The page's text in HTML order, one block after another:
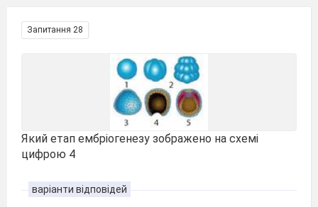
Запитання 28
Який етап ембріогенезу зображено на схемі
цифрою 4
варіанти відповідей